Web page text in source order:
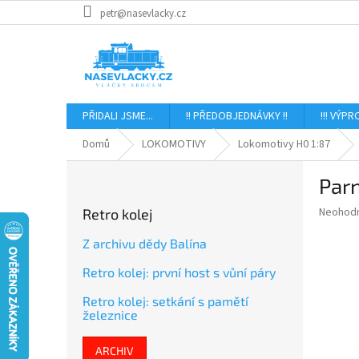
na
petr@nasevlacky.cz
PŘIDALI JSME... !! PŘEDOBJEDNÁVKY !! !!!
Domů
LOKOMOTIVY Lokomotivy H0 1:87
Retro kolej
Z archivu dědy Balína
Retro kolej: první host s vůní páry
Retro kolej: setkání s pamětí
železnice
ARCHIV